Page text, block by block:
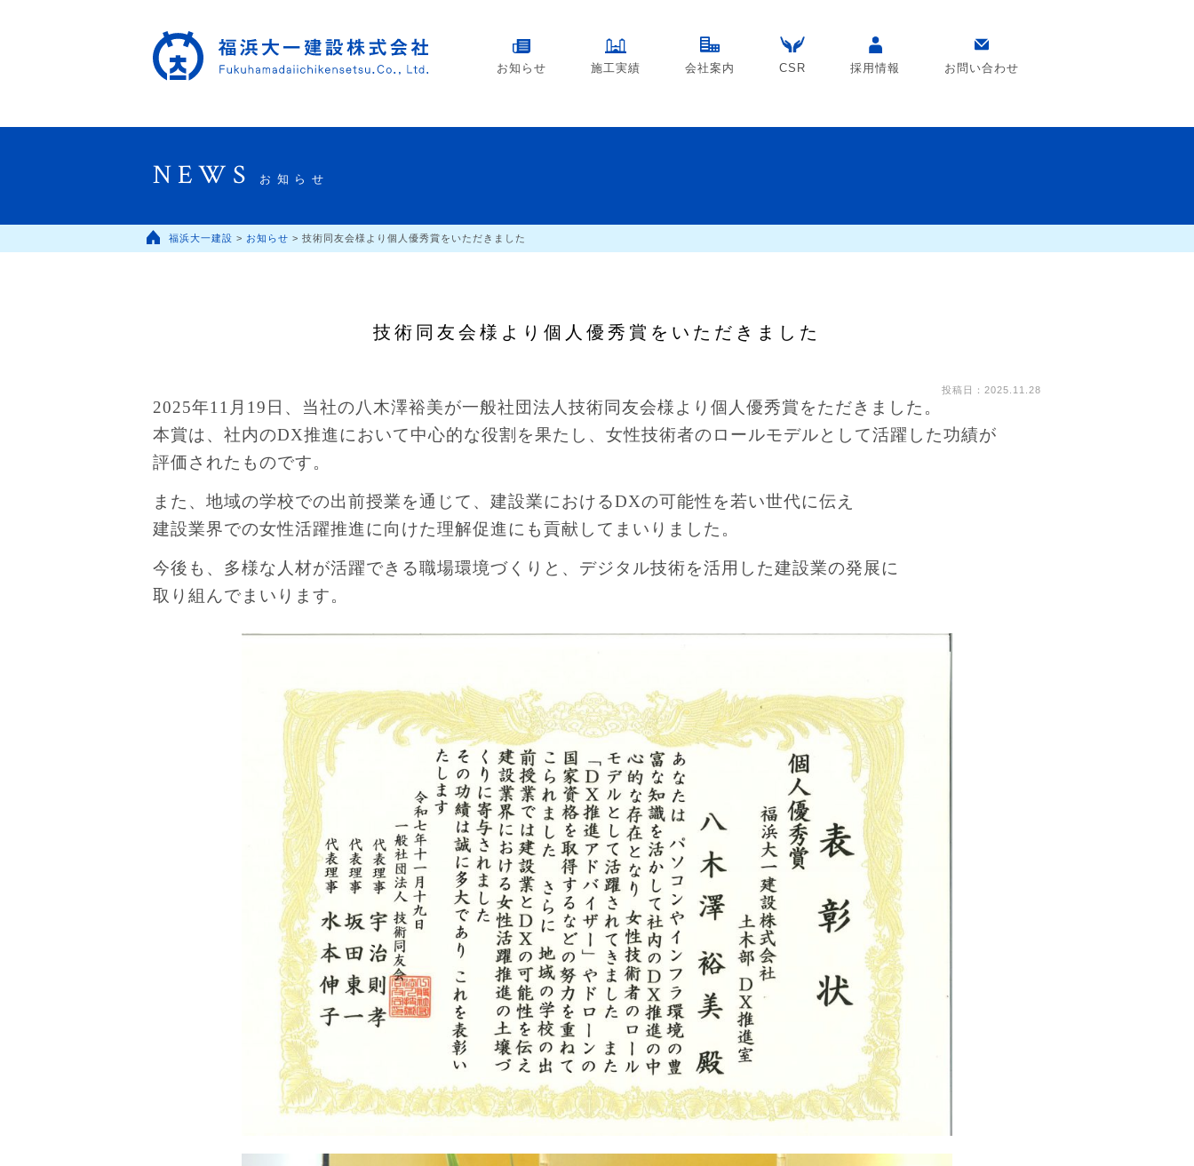
お知らせ 施工実績 会社案内 CSR 採用情報 お問い合わせ
NEWS お知らせ
福浜大一建設 > お知らせ > 技術同友会様より個人優秀賞をいただきました
技術同友会様より個人優秀賞をいただきました
投稿日：2025.11.28
2025年11月19日、当社の八木澤裕美が一般社団法人技術同友会様より個人優秀賞をただきました。
本賞は、社内のDX推進において中心的な役割を果たし、女性技術者のロールモデルとして活躍した功績が
評価されたものです。
また、地域の学校での出前授業を通じて、建設業におけるDXの可能性を若い世代に伝え
建設業界での女性活躍推進に向けた理解促進にも貢献してまいりました。
今後も、多様な人材が活躍できる職場環境づくりと、デジタル技術を活用した建設業の発展に
取り組んでまいります。